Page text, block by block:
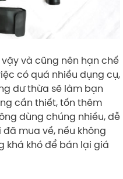
và cũng nên hạn chế
có quá nhiều dụng cụ,
dư thừa sẽ làm bạn
cần thiết, tốn thêm
dùng chúng nhiều, dễ
mua về, nếu không
khá khó để bán lại giá